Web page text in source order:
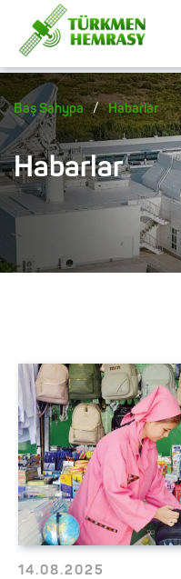
Baş Sahypa / Habarlar
Habarlar
14.08.2025